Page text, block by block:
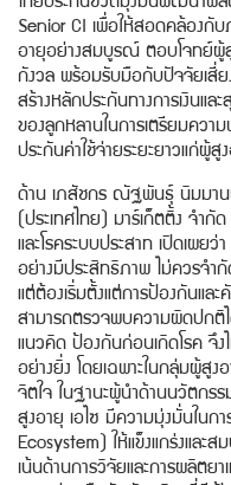
ไทยประกันชีวิตมุ่งมั่นพัฒนาผ
Senior CI เพื่อให้สอดคล้องกับ
อายุอย่างสมบูรณ์ ตอบโจทย์ผู้สู
กังวล พร้อมรับมือกับปัจจัยเสี่ย
สร้างหลักประกันทางการเงินแ
ของลูกหลานในการเตรียมควา
ประกันค่าใช้จ่ายระยะยาวแก่ผู้
ด้าน เภสัชกร ณัฐพันธุ์ นิมมาน
(ประเทศไทย) มาร์เก็ตติ้ง จำกั
และโรคระบบประสาท เปิดเผย
อย่างมีประสิทธิภาพ ไม่ควรจำกั
แต่ต้องเริ่มตั้งแต่การป้องกันและ
สามารถตรวจพบความผิดปกติไ
แนวคิด ป้องกันก่อนเกิดโรค จึงไ
อย่างยิ่ง โดยเฉพาะในกลุ่มผู้สูงอ
จิตใจ ในฐานะผู้นำด้านนวัตกรร
สูงอายุ เอไซ มีความมุ่งมั่นในก
Ecosystem) ให้แข็งแกร่งและ
เน้นด้านการวิจัยและการผลิตย